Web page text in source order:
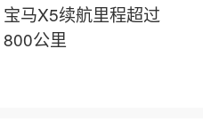
宝马X5续航里程超过
800公里